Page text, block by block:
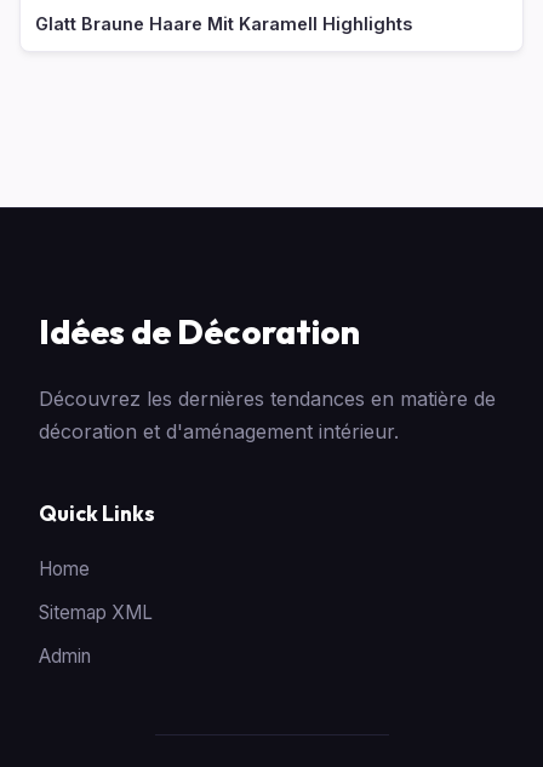
Glatt Braune Haare Mit Karamell Highlights
Idées de Décoration
Découvrez les dernières tendances en matière de
décoration et d'aménagement intérieur.
Quick Links
Home
Sitemap XML
Admin